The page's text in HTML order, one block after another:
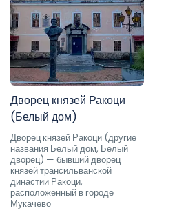
Дворец князей Ракоци
(Белый дом)
Дворец князей Ракоци (другие
названия Белый дом, Белый
дворец) — бывший дворец
князей трансильванской
династии Ракоци,
расположенный в городе
Мукачево